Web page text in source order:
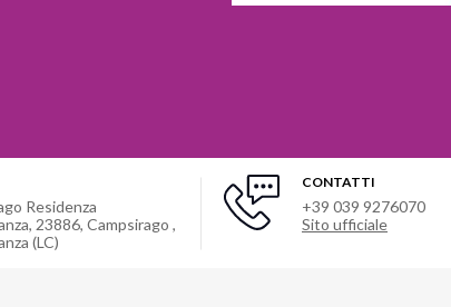
Residenza
23886, Campsirago ,
(LC)
CONTATTI
+39 039 9276070
Sito ufficiale